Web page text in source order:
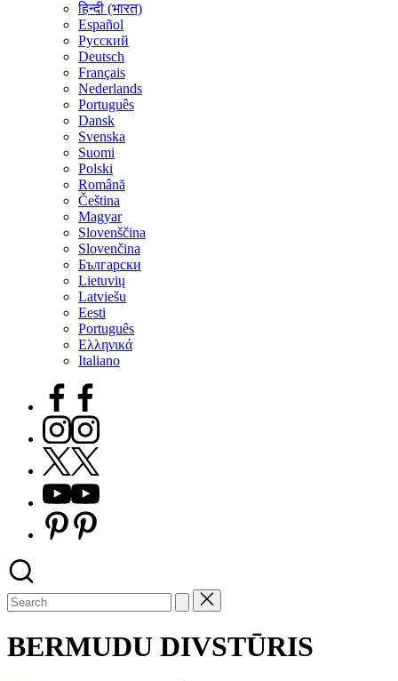
हिन्दी (भारत)
Español
Русский
Deutsch
Français
Nederlands
Português
Dansk
Svenska
Suomi
Polski
Română
Čeština
Magyar
Slovenščina
Slovenčina
Български
Lietuvių
Latviešu
Eesti
Português
Ελληνικά
Italiano
Facebook
Instagram
X
Youtube
Pinterest
BERMUDU DIVSTŪRIS